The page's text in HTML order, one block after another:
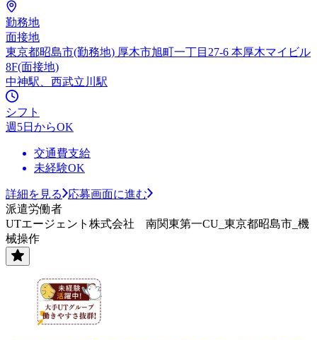
勤務地
面接地
東京都昭島市(勤務地) 厚木市旭町一丁目27-6 本厚木マイビル
8F(面接地)
中神駅、西武立川駅
シフト
週5日からOK
交通費支給
未経験OK
詳細を見る
応募画面に進む
派遣労働者
UTエージェント株式会社 南関東第一CU_東京都昭島市_機
械操作